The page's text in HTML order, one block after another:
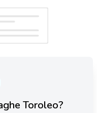
Toroleo?